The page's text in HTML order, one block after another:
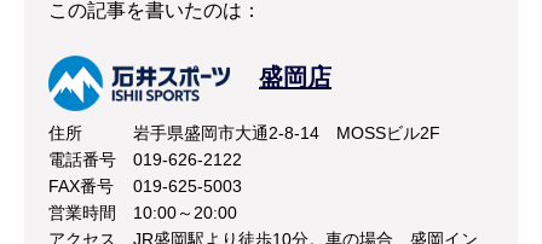
この記事を書いたのは：
盛岡店
住所
岩手県盛岡市大通2-8-14 MOSSビル2F
電話番号
019-626-2122
FAX番号
019-625-5003
営業時間
10:00～20:00
アクセス
JR盛岡駅より徒歩10分。車の場合、盛岡イン